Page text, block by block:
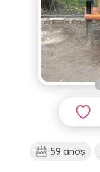
59 anos